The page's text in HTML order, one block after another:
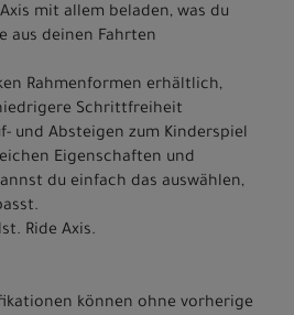
mit allem beladen, was du
aus deinen Fahrten
Rahmenformen erhältlich,
Schrittfreiheit
und Absteigen zum Kinderspiel
Eigenschaften und
du einfach das auswählen,
Ride Axis.
können ohne vorherige